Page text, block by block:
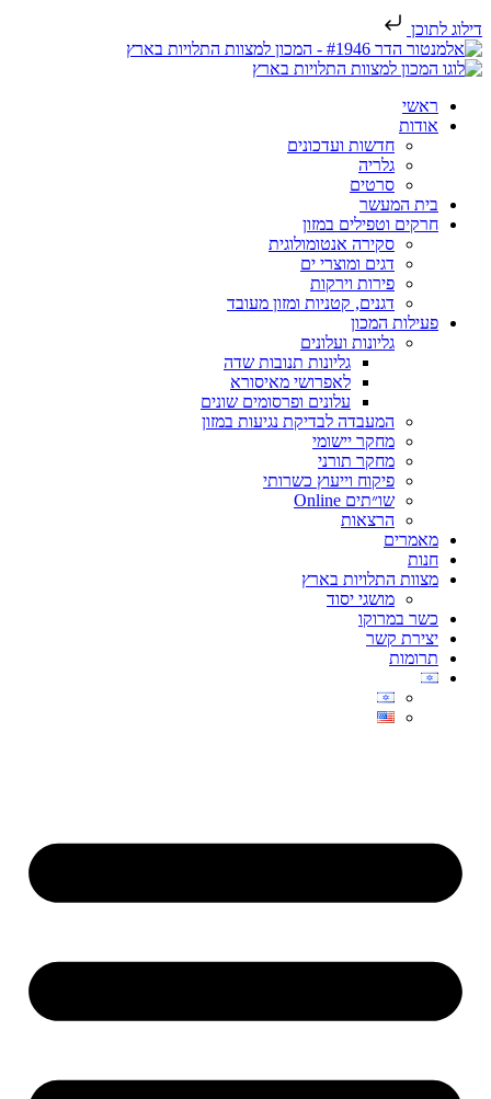
דילוג לתוכן
ראשי
אודות
חדשות ועדכונים
גלריה
סרטים
בית המעשר
חרקים וטפילים במזון
סקירה אנטומולוגית
דגים ומוצרי ים
פירות וירקות
דגנים, קטניות ומזון מעובד
פעילות המכון
גליונות ועלונים
גליונות תנובות שדה
לאפרושי מאיסורא
עלונים ופרסומים שונים
המעבדה לבדיקת נגיעות במזון
מחקר יישומי
מחקר תורני
פיקוח וייעוץ כשרותי
שו״תים Online
הרצאות
מאמרים
חנות
מצוות התלויות בארץ
מושגי יסוד
כשר במרוקו
יצירת קשר
תרומות